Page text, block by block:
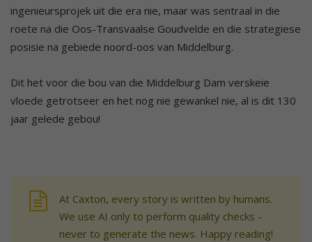
ingenieursprojek uit die era nie, maar was sentraal in die
roete na die Oos-Transvaalse Goudvelde en die strategiese
posisie na gebiede noord-oos van Middelburg.
Dit het voor die bou van die Middelburg Dam verskeie
vloede getrotseer en het nog nie gewankel nie, al is dit 130
jaar gelede gebou!
At Caxton, every story is written by humans.
We use AI only to perform quality checks -
never to generate the news. Happy reading!